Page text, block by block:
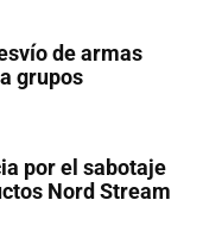
de armas
grupos
por el sabotaje
Nord Stream